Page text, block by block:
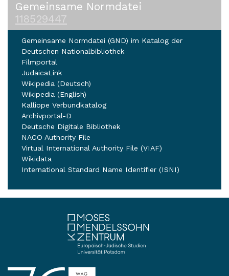
Gemeinsame Normdatei
118529447
Gemeinsame Normdatei (GND) im Katalog der
Deutschen Nationalbibliothek
Filmportal
JudaicaLink
Wikipedia (Deutsch)
Wikipedia (English)
Kalliope Verbundkatalog
Archivportal-D
Deutsche Digitale Bibliothek
NACO Authority File
Virtual International Authority File (VIAF)
Wikidata
International Standard Name Identifier (ISNI)